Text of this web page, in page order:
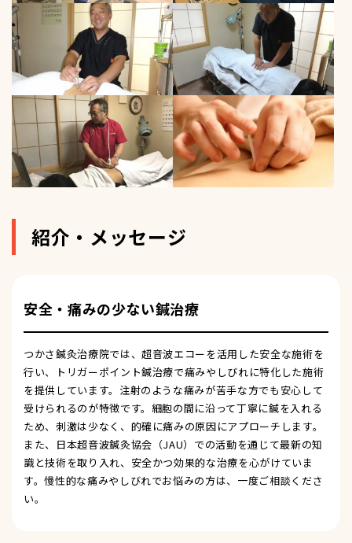
紹介・メッセージ
安全・痛みの少ない鍼治療
つかさ鍼灸治療院では、超音波エコーを活用した安全な施術を
行い、トリガーポイント鍼治療で痛みやしびれに特化した施術
を提供しています。注射のような痛みが苦手な方でも安心して
受けられるのが特徴です。細胞の間に沿って丁寧に鍼を入れる
ため、刺激は少なく、的確に痛みの原因にアプローチします。
また、日本超音波鍼灸協会（JAU）での活動を通じて最新の知
識と技術を取り入れ、安全かつ効果的な治療を心がけていま
す。慢性的な痛みやしびれでお悩みの方は、一度ご相談くださ
い。